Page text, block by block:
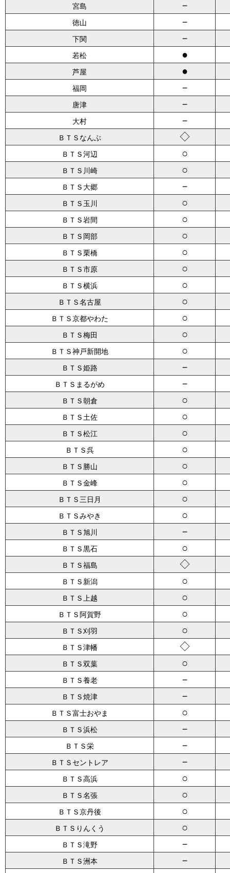
宮島 －
徳山 －
下関 －
若松 ●
芦屋 ●
福岡 －
唐津 －
大村 －
ＢＴＳなんぶ ◇
ＢＴＳ河辺 ○
ＢＴＳ川崎 ○
ＢＴＳ大郷 －
ＢＴＳ玉川 ○
ＢＴＳ岩間 ○
ＢＴＳ岡部 ○
ＢＴＳ栗橋 ○
ＢＴＳ市原 ○
ＢＴＳ横浜 ○
ＢＴＳ名古屋 ○
ＢＴＳ京都やわた ○
ＢＴＳ梅田 ○
ＢＴＳ神戸新開地 ○
ＢＴＳ姫路 －
ＢＴＳまるがめ －
ＢＴＳ朝倉 ○
ＢＴＳ土佐 ○
ＢＴＳ松江 ○
ＢＴＳ呉 ○
ＢＴＳ勝山 ○
ＢＴＳ金峰 ○
ＢＴＳ三日月 ○
ＢＴＳみやき ○
ＢＴＳ旭川 －
ＢＴＳ黒石 ○
ＢＴＳ福島 ◇
ＢＴＳ新潟 ○
ＢＴＳ上越 ○
ＢＴＳ阿賀野 ○
ＢＴＳ刈羽 ○
ＢＴＳ津幡 ◇
ＢＴＳ双葉 ○
ＢＴＳ養老 －
ＢＴＳ焼津 －
ＢＴＳ富士おやま ○
ＢＴＳ浜松 －
ＢＴＳ栄 －
ＢＴＳセントレア －
ＢＴＳ高浜 ○
ＢＴＳ名張 ○
ＢＴＳ京丹後 ○
ＢＴＳりんくう ○
ＢＴＳ滝野 －
ＢＴＳ洲本
－